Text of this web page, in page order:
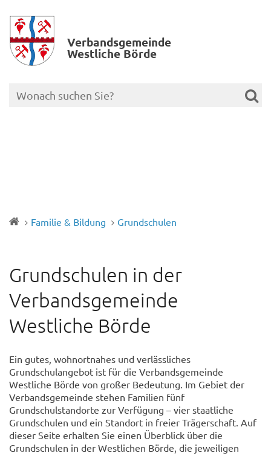
Verbands­gemeinde
Westliche Börde
Familie & Bildung Grundschulen
Grundschulen in der
Verbandsgemeinde
Westliche Börde
Ein gutes, wohnortnahes und verlässliches
Grundschulangebot ist für die Verbandsgemeinde
Westliche Börde von großer Bedeutung. Im Gebiet der
Verbandsgemeinde stehen Familien fünf
Grundschulstandorte zur Verfügung – vier staatliche
Grundschulen und ein Standort in freier Trägerschaft. Auf
dieser Seite erhalten Sie einen Überblick über die
Grundschulen in der Westlichen Börde, die jeweiligen